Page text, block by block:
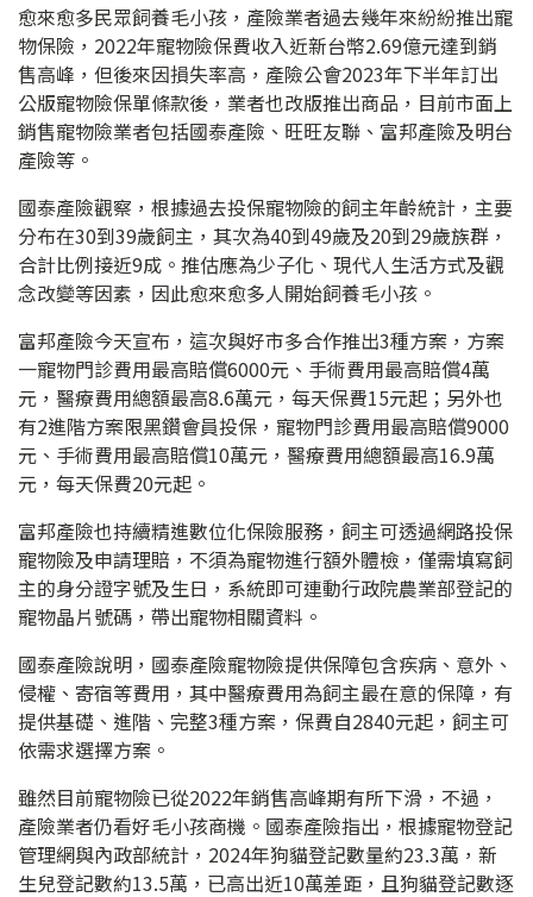
愈來愈多民眾飼養毛小孩，產險業者過去幾年來紛紛推出寵
物保險，2022年寵物險保費收入近新台幣2.69億元達到銷
售高峰，但後來因損失率高，產險公會2023年下半年訂出
公版寵物險保單條款後，業者也改版推出商品，目前市面上
銷售寵物險業者包括國泰產險、旺旺友聯、富邦產險及明台
產險等。
國泰產險觀察，根據過去投保寵物險的飼主年齡統計，主要
分布在30到39歲飼主，其次為40到49歲及20到29歲族群，
合計比例接近9成。推估應為少子化、現代人生活方式及觀
念改變等因素，因此愈來愈多人開始飼養毛小孩。
富邦產險今天宣布，這次與好市多合作推出3種方案，方案
一寵物門診費用最高賠償6000元、手術費用最高賠償4萬
元，醫療費用總額最高8.6萬元，每天保費15元起；另外也
有2進階方案限黑鑽會員投保，寵物門診費用最高賠償9000
元、手術費用最高賠償10萬元，醫療費用總額最高16.9萬
元，每天保費20元起。
富邦產險也持續精進數位化保險服務，飼主可透過網路投保
寵物險及申請理賠，不須為寵物進行額外體檢，僅需填寫飼
主的身分證字號及生日，系統即可連動行政院農業部登記的
寵物晶片號碼，帶出寵物相關資料。
國泰產險說明，國泰產險寵物險提供保障包含疾病、意外、
侵權、寄宿等費用，其中醫療費用為飼主最在意的保障，有
提供基礎、進階、完整3種方案，保費自2840元起，飼主可
依需求選擇方案。
雖然目前寵物險已從2022年銷售高峰期有所下滑，不過，
產險業者仍看好毛小孩商機。國泰產險指出，根據寵物登記
管理網與內政部統計，2024年狗貓登記數量約23.3萬，新
生兒登記數約13.5萬，已高出近10萬差距，且狗貓登記數逐